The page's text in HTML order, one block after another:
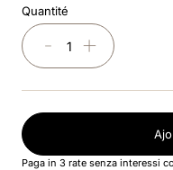
6. smart polish
7.insert
8.smart nova riding
Quantité
＋
－
Paga in 3 rate senza interessi